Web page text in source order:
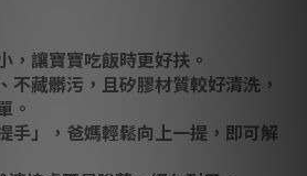
，讓寶寶吃飯時更好扶。
不藏髒污，且矽膠材質較好清洗，
。
手」，爸媽輕鬆向上一提，即可解